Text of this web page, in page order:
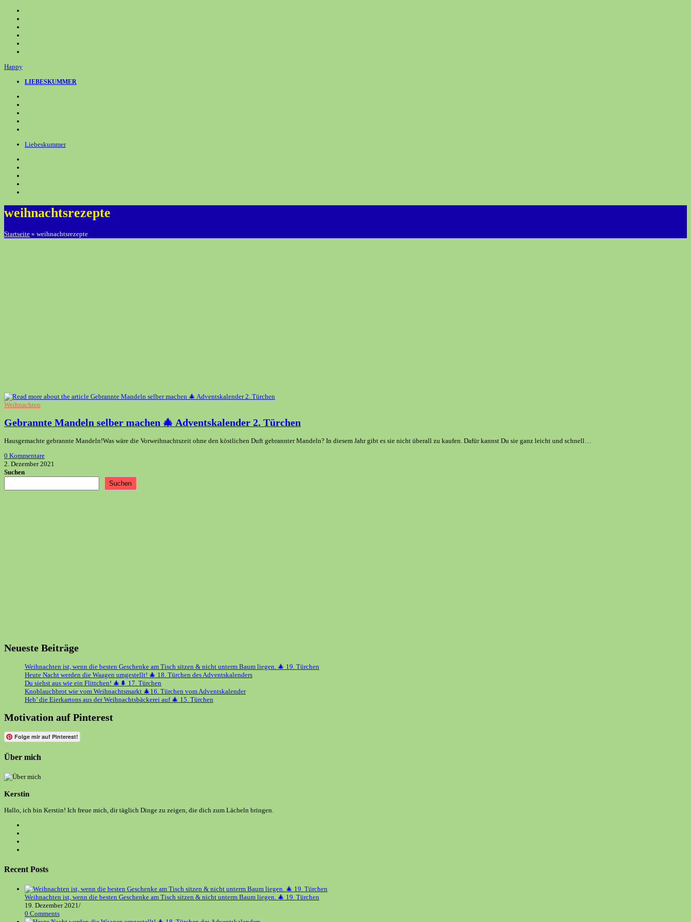
Inhalt
springen
Happy
LIEBESKUMMER
Liebeskummer
weihnachtsrezepte
Startseite » weihnachtsrezepte
Weihnachten
Gebrannte Mandeln selber machen 🎄 Adventskalender 2. Türchen
Hausgemachte gebrannte Mandeln!Was wäre die Vorweihnachtszeit ohne den köstlichen Duft gebrannter Mandeln? In diesem Jahr gibt es sie nicht überall zu kaufen. Dafür kannst Du sie ganz leicht und schnell…
0 Kommentare
2. Dezember 2021
Suchen
Suchen
Neueste Beiträge
Weihnachten ist, wenn die besten Geschenke am Tisch sitzen & nicht unterm Baum liegen. 🎄 19. Türchen
Heute Nacht werden die Waagen umgestellt! 🎄 18. Türchen des Adventskalenders
Du siehst aus wie ein Flittchen! 🎄🌲 17. Türchen
Knoblauchbrot wie vom Weihnachtsmarkt 🎄16. Türchen vom Adventskalender
Heb’ die Eierkartons aus der Weihnachtsbäckerei auf 🎄 15. Türchen
Motivation auf Pinterest
Folge mir auf Pinterest!
Über mich
Kerstin
Hallo, ich bin Kerstin! Ich freue mich, dir täglich Dinge zu zeigen, die dich zum Lächeln bringen.
tab
new
tab
a
new
Recent Posts
Weihnachten ist, wenn die besten Geschenke am Tisch sitzen & nicht unterm Baum liegen. 🎄 19. Türchen
19. Dezember 2021/
0 Comments